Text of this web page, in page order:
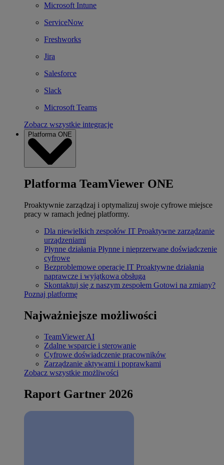
Microsoft Intune
ServiceNow
Freshworks
Jira
Salesforce
Slack
Microsoft Teams
Zobacz wszystkie integracje
Platforma ONE
Platforma TeamViewer ONE
Proaktywnie zarządzaj i optymalizuj swoje cyfrowe miejsce
pracy w ramach jednej platformy.
Dla niewielkich zespołów IT Proaktywne zarządzanie
urządzeniami
Płynne działania Płynne i nieprzerwane doświadczenie
cyfrowe
Bezproblemowe operacje IT Proaktywne działania
naprawcze i wyjątkowa obsługa
Skontaktuj się z naszym zespołem Gotowi na zmiany?
Poznaj platformę
Najważniejsze możliwości
TeamViewer AI
Zdalne wsparcie i sterowanie
Cyfrowe doświadczenie pracowników
Zarządzanie aktywami i poprawkami
Zobacz wszystkie możliwości
Raport Gartner 2026